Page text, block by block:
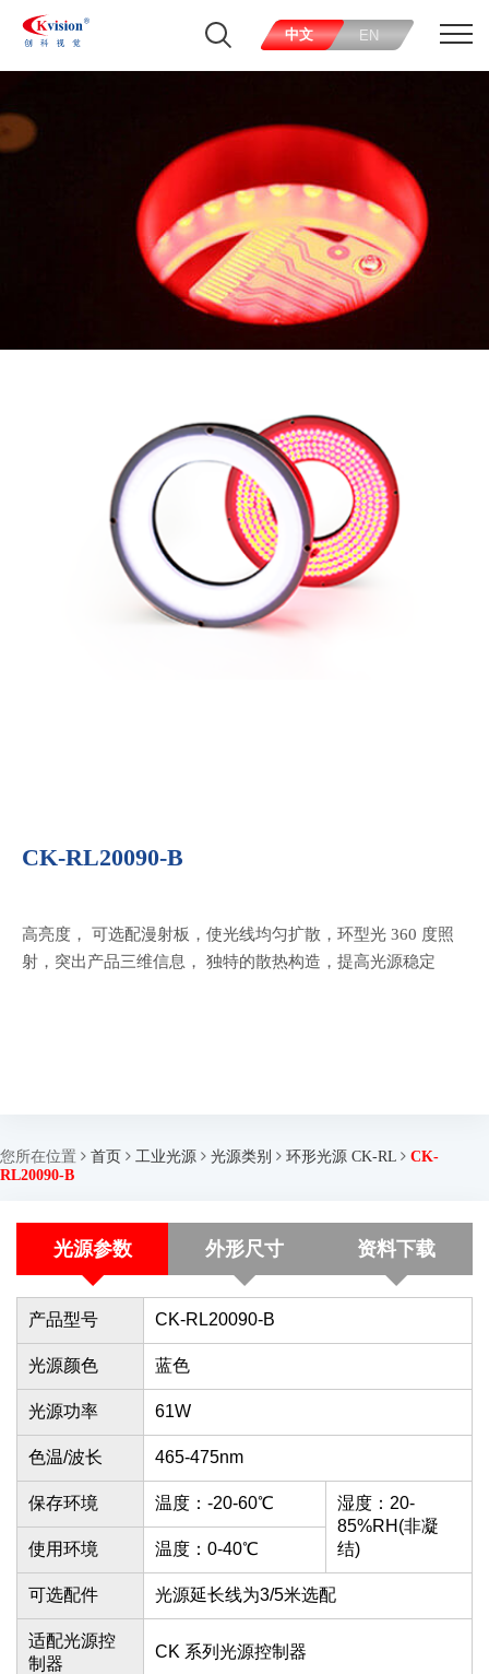
中文 EN
CK-RL20090-B
高亮度， 可选配漫射板，使光线均匀扩散，环型光 360 度照
射，突出产品三维信息， 独特的散热构造，提高光源稳定
您所在位置 首页 工业光源 光源类别 环形光源 CK-RL
CK-
RL20090-B
光源参数 外形尺寸 资料下载
产品型号 CK-RL20090-B
光源颜色 蓝色
光源功率 61W
色温/波长 465-475nm
保存环境 温度：-20-60℃
湿度：20-
85%RH(非凝
结)
使用环境 温度：0-40℃
可选配件 光源延长线为3/5米选配
适配光源控
制器
CK 系列光源控制器